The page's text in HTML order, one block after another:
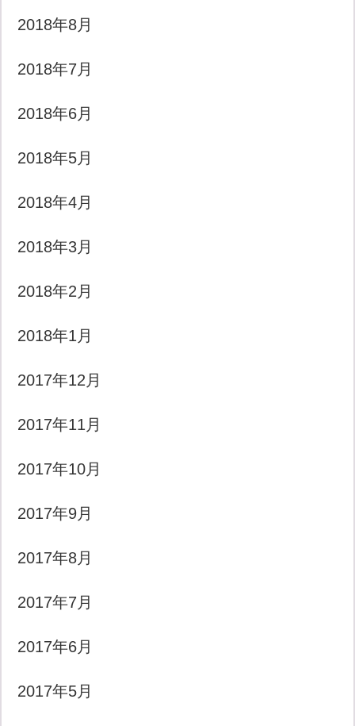
2018年8月
2018年7月
2018年6月
2018年5月
2018年4月
2018年3月
2018年2月
2018年1月
2017年12月
2017年11月
2017年10月
2017年9月
2017年8月
2017年7月
2017年6月
2017年5月